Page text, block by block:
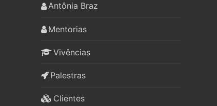
Antônia Braz
Mentorias
Vivências
Palestras
Clientes